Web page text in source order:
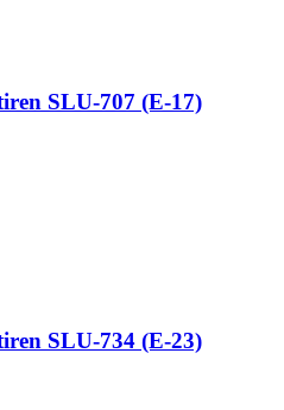
SLU-707 (E-17)
SLU-734 (E-23)